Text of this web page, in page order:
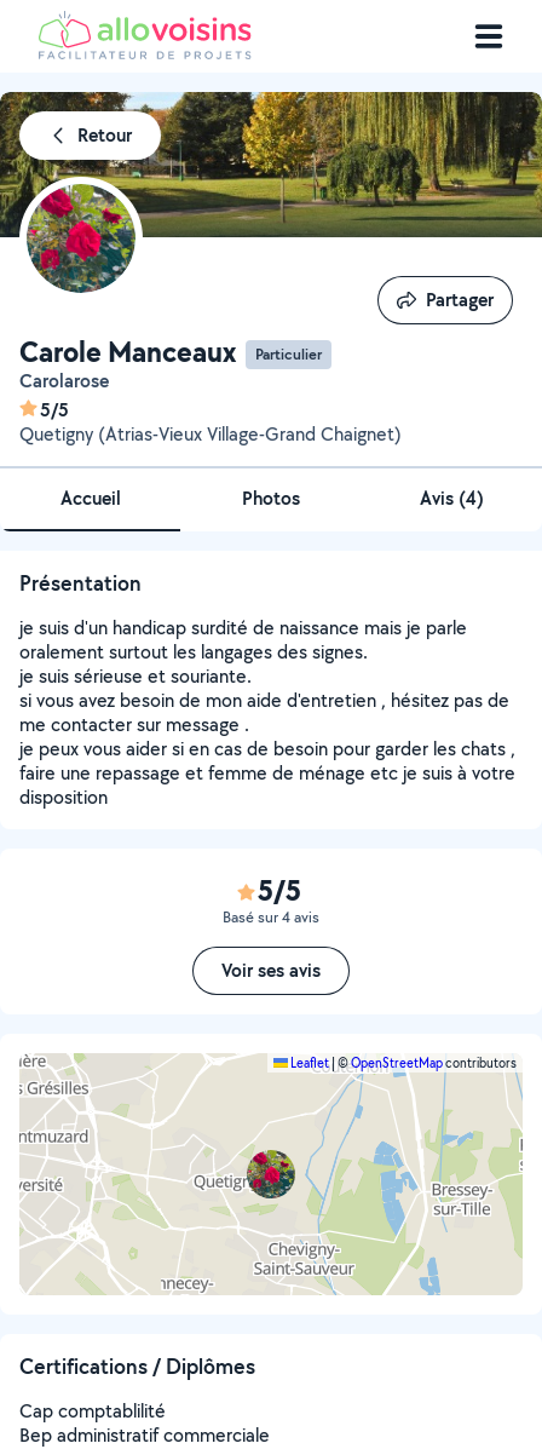
Retour
Carole Manceaux Particulier
Carolarose
5/5
Quetigny (Atrias-Vieux Village-Grand Chaignet)
Partager
Partager
Accueil Photos Avis (4)
Présentation
je suis d'un handicap surdité de naissance mais je parle
oralement surtout les langages des signes.
je suis sérieuse et souriante.
si vous avez besoin de mon aide d'entretien , hésitez pas de
me contacter sur message .
je peux vous aider si en cas de besoin pour garder les chats ,
faire une repassage et femme de ménage etc je suis à votre
disposition
5/5
Basé sur 4 avis
Voir ses avis
Leaflet| ©OpenStreetMapcontributors
Certifications / Diplômes
Cap comptablilité
Bep administratif commerciale